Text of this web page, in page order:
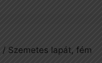
/ Szemetes lapát, fém